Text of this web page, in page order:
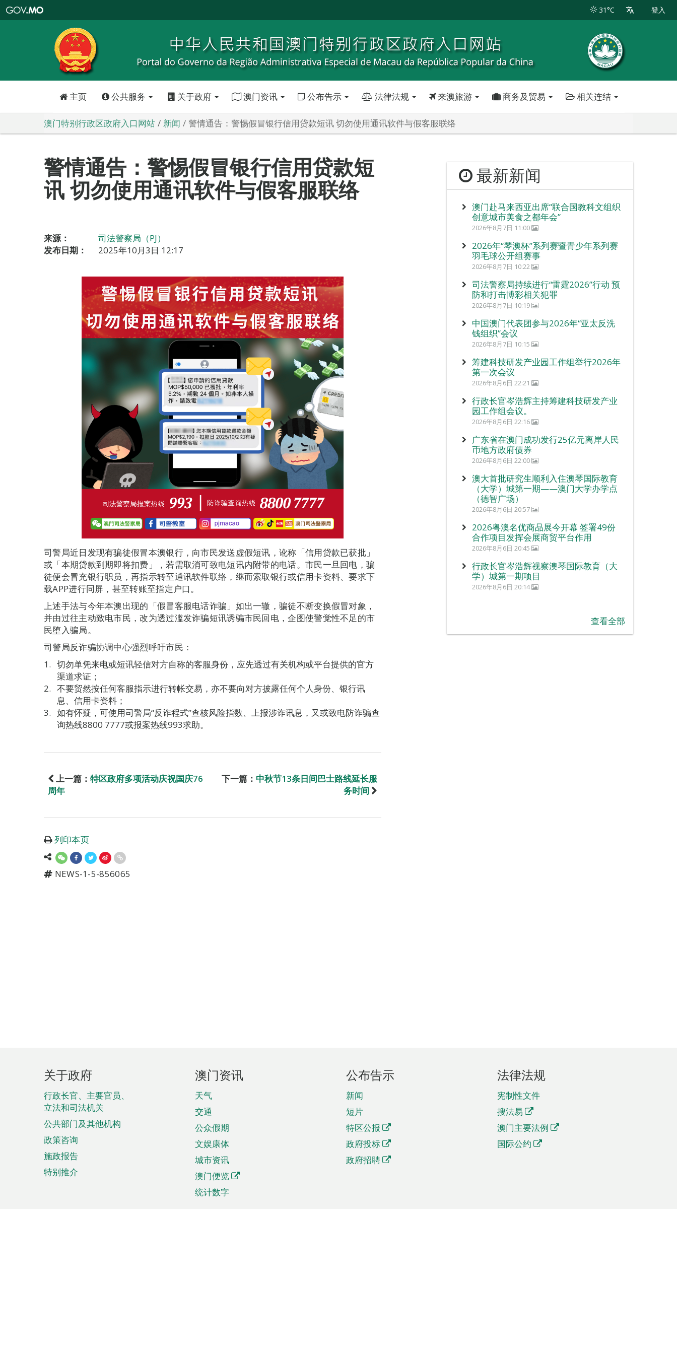
特
政
区
政
口
31°C 登入
主页 公共服务 关于政府 澳门资讯 公布告示 法律法规 来澳旅游 商务及贸易 相关连结
澳门特别行政区政府入口网站 新闻 警情通告：警惕假冒银行信用贷款短讯 切勿使用通讯软件与假客服联络
警情通告：警惕假冒银行信用贷款短
讯 切勿使用通讯软件与假客服联络
来源：
司法警察局（PJ）
发布日期：
2025年10月3日 12:17
司警局近日发现有骗徒假冒本澳银行，向市民发送虚假短讯，讹称「信用贷款已获批」
或「本期贷款到期即将扣费」，若需取消可致电短讯内附带的电话。市民一旦回电，骗
徒便会冒充银行职员，再指示转至通讯软件联络，继而索取银行或信用卡资料、要求下
载APP进行同屏，甚至转账至指定户口。
上述手法与今年本澳出现的「假冒客服电话诈骗」如出一辙，骗徒不断变换假冒对象，
并由过往主动致电市民，改为透过滥发诈骗短讯诱骗市民回电，企图使警觉性不足的市
民堕入骗局。
司警局反诈骗协调中心强烈呼吁市民：
切勿单凭来电或短讯轻信对方自称的客服身份，应先透过有关机构或平台提供的官方
渠道求证；
不要贸然按任何客服指示进行转帐交易，亦不要向对方披露任何个人身份、银行讯
息、信用卡资料；
如有怀疑，可使用司警局“反诈程式”查核风险指数、上报涉诈讯息，又或致电防诈骗查
询热线8800 7777或报案热线993求助。
上一篇： 特区政府多项活动庆祝国庆76
周年
下一篇： 中秋节13条日间巴士路线延长服
务时间
列印本页
NEWS-1-5-856065
最新新闻
澳门赴马来西亚出席“联合国教科文组织
创意城市美食之都年会”
2026年8月7日 11:00
2026年“琴澳杯”系列赛暨青少年系列赛
羽毛球公开组赛事
2026年8月7日 10:22
司法警察局持续进行“雷霆2026”行动 预
防和打击博彩相关犯罪
2026年8月7日 10:19
中国澳门代表团参与2026年“亚太反洗
钱组织”会议
2026年8月7日 10:15
筹建科技研发产业园工作组举行2026年
第一次会议
2026年8月6日 22:21
行政长官岑浩辉主持筹建科技研发产业
园工作组会议。
2026年8月6日 22:16
广东省在澳门成功发行25亿元离岸人民
币地方政府债券
2026年8月6日 22:00
澳大首批研究生顺利入住澳琴国际教育
（大学）城第一期——澳门大学办学点
（德智广场）
2026年8月6日 20:57
2026粤澳名优商品展今开幕 签署49份
合作项目发挥会展商贸平台作用
2026年8月6日 20:45
行政长官岑浩辉视察澳琴国际教育（大
学）城第一期项目
2026年8月6日 20:14
查看全部
页
脚
菜
单
关于政府
行政长官、主要官员、
立法和司法机关
公共部门及其他机构
政策咨询
施政报告
特别推介
澳门资讯
天气
交通
公众假期
文娱康体
城市资讯
澳门便览
统计数字
公布告示
新闻
短片
特区公报
政府投标
政府招聘
法律法规
宪制性文件
搜法易
澳门主要法例
国际公约